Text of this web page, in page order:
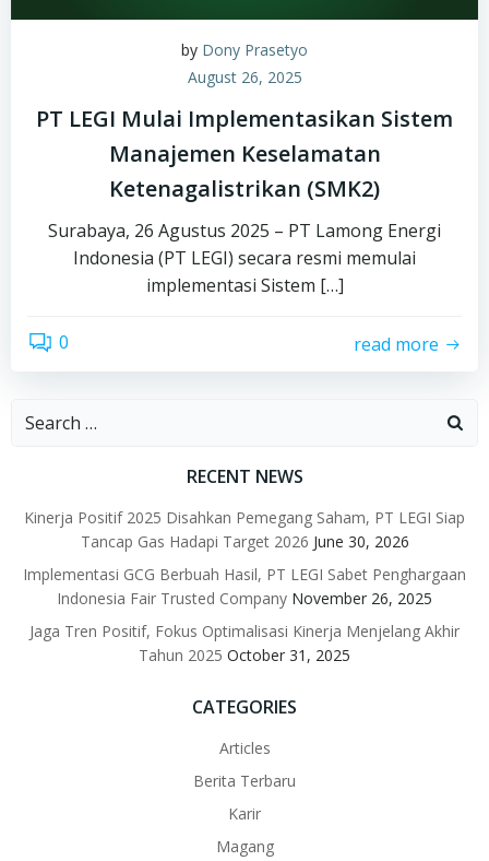
by Dony Prasetyo
August 26, 2025
PT LEGI Mulai Implementasikan Sistem
Manajemen Keselamatan
Ketenagalistrikan (SMK2)
Surabaya, 26 Agustus 2025 – PT Lamong Energi
Indonesia (PT LEGI) secara resmi memulai
implementasi Sistem […]
0 read more
Search
RECENT NEWS
Kinerja Positif 2025 Disahkan Pemegang Saham, PT LEGI Siap
Tancap Gas Hadapi Target 2026 June 30, 2026
Implementasi GCG Berbuah Hasil, PT LEGI Sabet Penghargaan
Indonesia Fair Trusted Company November 26, 2025
Jaga Tren Positif, Fokus Optimalisasi Kinerja Menjelang Akhir
Tahun 2025 October 31, 2025
CATEGORIES
Articles
Berita Terbaru
Karir
Magang